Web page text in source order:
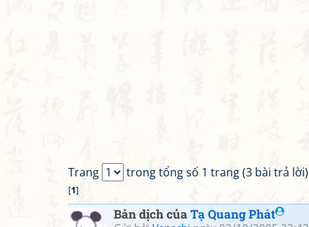
Trang trong tổng số 1 trang (3 bài trả lời)
[1]
Bản dịch củaTạ Quang Phát